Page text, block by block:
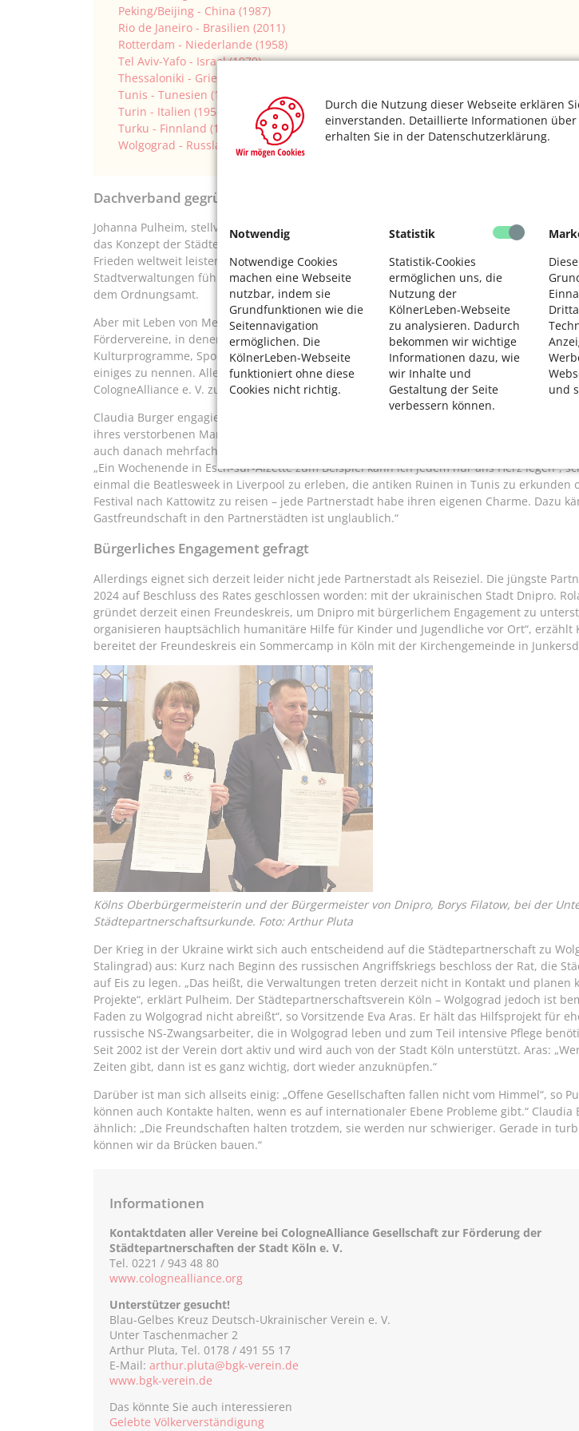
Durch die Nutzung dieser Webseite erklären
einverstanden. Detaillierte Informationen
erhalten Sie in der Datenschutzerklärung.
Notwendig
Notwendige Cookies
machen eine Webseite
nutzbar, indem sie
Grundfunktionen wie die
Seitennavigation
ermöglichen. Die
KölnerLeben-Webseite
funktioniert ohne diese
Cookies nicht richtig.
Statistik
Statistik-Cookies
ermöglichen uns, die
Nutzung der
KölnerLeben-Webseite
zu analysieren. Dadurch
bekommen wir wichtige
Informationen dazu, wie
wir Inhalte und
Gestaltung der Seite
verbessern können.
und
Peking/Beijing - China (1987)
Rio de Janeiro - Brasilien (2011)
Rotterdam - Niederlande (1958)
Tel Aviv-Yafo - Israel (1979)
Thessaloniki - Griechenland (1988)
Tunis - Tunesien (1964)
Turin - Italien (1958)
Turku - Finnland (1967)
Wolgograd - Russland (1988)
Dachverband gegründet
Johanna Pulheim, stellvertretende Leiterin des zuständigen städtischen „Büro für
das Konzept der Städtepartnerschaften wie folgt: „Wir wollen damit unseren Beitrag zu
Frieden weltweit leisten, und wir wollen auch von anderen Städten und ihren Ideen
Stadtverwaltungen führen Dialoge, um voneinander zu lernen, etwa in Bereichen wie
dem Ordnungsamt.
Aber mit Leben von Mensch zu Mensch gefüllt werden die Städtepartnerschaften durch
Fördervereine, in denen sich mehr als 2.500 Kölner ehrenamtlich engagieren. Sie
Kulturprogramme, Sportturniere, Schüleraustausche und natürlich Reisen für jeden in
einiges zu nennen. Alle diese Vereine und die Stadt Köln haben sich vor elf Jahren im
CologneAlliance e. V. zusammengeschlossen, um die Verbindungen noch sichtbarer zu
Claudia Burger engagiert sich als stellvertretende Vorsitzende bei CologneAlliance, um das
ihres verstorbenen Mannes fortzuführen. Sie hat zwanzig der 23 Partnerstädte zu seinen
auch danach mehrfach besucht. Sie empfiehlt jedem Kölner, selbst einmal in die
„Ein Wochenende in Esch-sur-Alzette zum Beispiel kann ich jedem nur ans Herz legen“,
einmal die Beatlesweek in Liverpool zu erleben, die antiken Ruinen in Tunis zu erkunden
Festival nach Kattowitz zu reisen – jede Partnerstadt habe ihren eigenen Charme. Dazu
Gastfreundschaft in den Partnerstädten ist unglaublich.“
Bürgerliches Engagement gefragt
Allerdings eignet sich derzeit leider nicht jede Partnerstadt als Reiseziel. Die jüngste
2024 auf Beschluss des Rates geschlossen worden: mit der ukrainischen Stadt Dnipro.
gründet derzeit einen Freundeskreis, um Dnipro mit bürgerlichem Engagement zu
organisieren hauptsächlich humanitäre Hilfe für Kinder und Jugendliche vor Ort“, erzählt
bereitet der Freundeskreis ein Sommercamp in Köln mit der Kirchengemeinde in
Kölns Oberbürgermeisterin und der Bürgermeister von Dnipro, Borys Filatow, bei der
Städtepartnerschaftsurkunde. Foto: Arthur Pluta
Der Krieg in der Ukraine wirkt sich auch entscheidend auf die Städtepartnerschaft zu
Stalingrad) aus: Kurz nach Beginn des russischen Angriffskriegs beschloss der Rat, die
auf Eis zu legen. „Das heißt, die Verwaltungen treten derzeit nicht in Kontakt und planen
Projekte“, erklärt Pulheim. Der Städtepartnerschaftsverein Köln – Wolgograd jedoch ist
Faden zu Wolgograd nicht abreißt“, so Vorsitzende Eva Aras. Er hält das Hilfsprojekt für
russische NS-Zwangsarbeiter, die in Wolgograd leben und zum Teil intensive Pflege
Seit 2002 ist der Verein dort aktiv und wird auch von der Stadt Köln unterstützt. Aras:
Zeiten gibt, dann ist es ganz wichtig, dort wieder anzuknüpfen.“
Darüber ist man sich allseits einig: „Offene Gesellschaften fallen nicht vom Himmel“, so
können auch Kontakte halten, wenn es auf internationaler Ebene Probleme gibt.“ Claudia
ähnlich: „Die Freundschaften halten trotzdem, sie werden nur schwieriger. Gerade in
können wir da Brücken bauen.“
Informationen
Kontaktdaten aller Vereine bei CologneAlliance Gesellschaft zur Förderung der
Städtepartnerschaften der Stadt Köln e. V.
Tel. 0221 / 943 48 80
www.colognealliance.org
Unterstützer gesucht!
Blau-Gelbes Kreuz Deutsch-Ukrainischer Verein e. V.
Unter Taschenmacher 2
Arthur Pluta, Tel. 0178 / 491 55 17
E-Mail: arthur.pluta@bgk-verein.de
www.bgk-verein.de
Das könnte Sie auch interessieren
Gelebte Völkerverständigung